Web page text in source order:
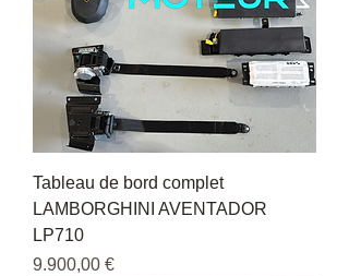
Tableau de bord complet
LAMBORGHINI AVENTADOR
LP710
Pris
9.900,00 €